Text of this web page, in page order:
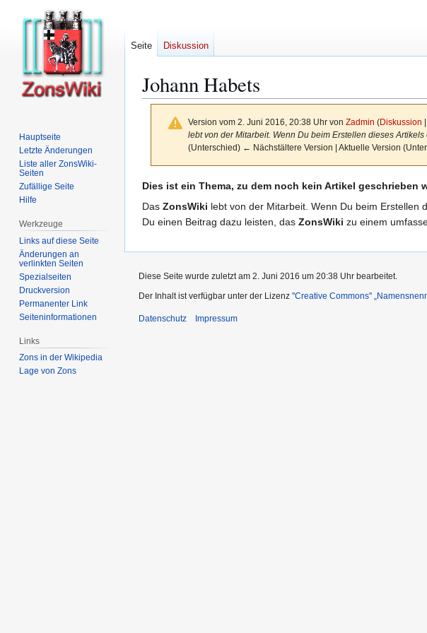
Johann Habets
Version vom 2. Juni 2016, 20:38 Uhr von Zadmin (Diskussion
lebt von der Mitarbeit. Wenn Du beim Erstellen dieses
(Unterschied) ← Nächstältere Version | Aktuelle Version
Zur
Navigation
springen
Zur
Suche
springen
Dies ist ein Thema, zu dem noch kein Artikel geschrieben
Das ZonsWiki lebt von der Mitarbeit. Wenn Du beim Erstellen
Du einen Beitrag dazu leisten, das ZonsWiki zu einem
Seite Diskussion
Hauptseite
Letzte Änderungen
Liste aller ZonsWiki-
Seiten
Zufällige Seite
Hilfe
Werkzeuge
Links auf diese Seite
Änderungen an
verlinkten Seiten
Spezialseiten
Druckversion
Permanenter Link
Seiten­­informationen
Links
Zons in der Wikipedia
Lage von Zons
Diese Seite wurde zuletzt am 2. Juni 2016 um 20:38 Uhr bearbeitet.
Der Inhalt ist verfügbar unter der Lizenz ''Creative Commons''
Datenschutz Impressum